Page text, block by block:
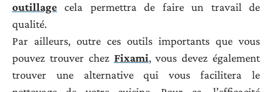
outillage cela permettra de faire un travail de
qualité.
Par ailleurs, outre ces outils importants que vous
pouvez trouver chez Fixami, vous devez également
trouver une alternative qui vous facilitera le